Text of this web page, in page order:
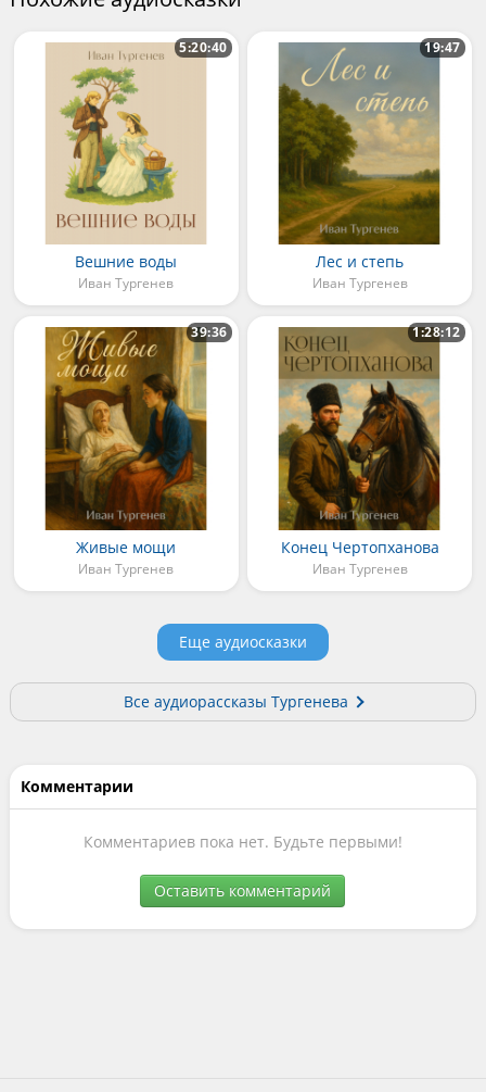
Вешние воды
Иван Тургенев
5:20:40
Лес и степь
Иван Тургенев
19:47
Живые мощи
Иван Тургенев
39:36
Конец Чертопханова
Иван Тургенев
1:28:12
Еще аудиосказки
Все аудиорассказы Тургенева
Комментарии
Комментариев пока нет. Будьте первыми!
Оставить комментарий